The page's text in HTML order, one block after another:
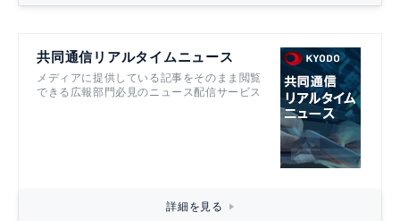
共同通信リアルタイムニュース
メディアに提供している記事をそのまま閲覧
できる広報部門必見のニュース配信サービス
詳細を見る